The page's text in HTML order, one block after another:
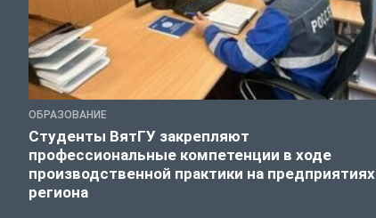
ОБРАЗОВАНИЕ
Студенты ВятГУ закрепляют
профессиональные компетенции в ходе
производственной практики на предприятиях
региона